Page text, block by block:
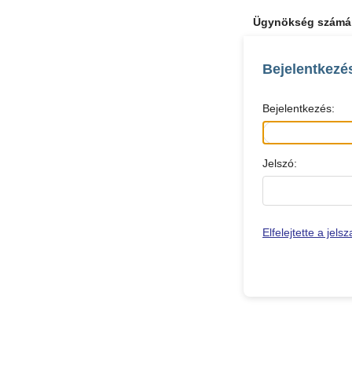
Ügynökség
Bejelentkezés:
Jelszó:
Elfelejtette a